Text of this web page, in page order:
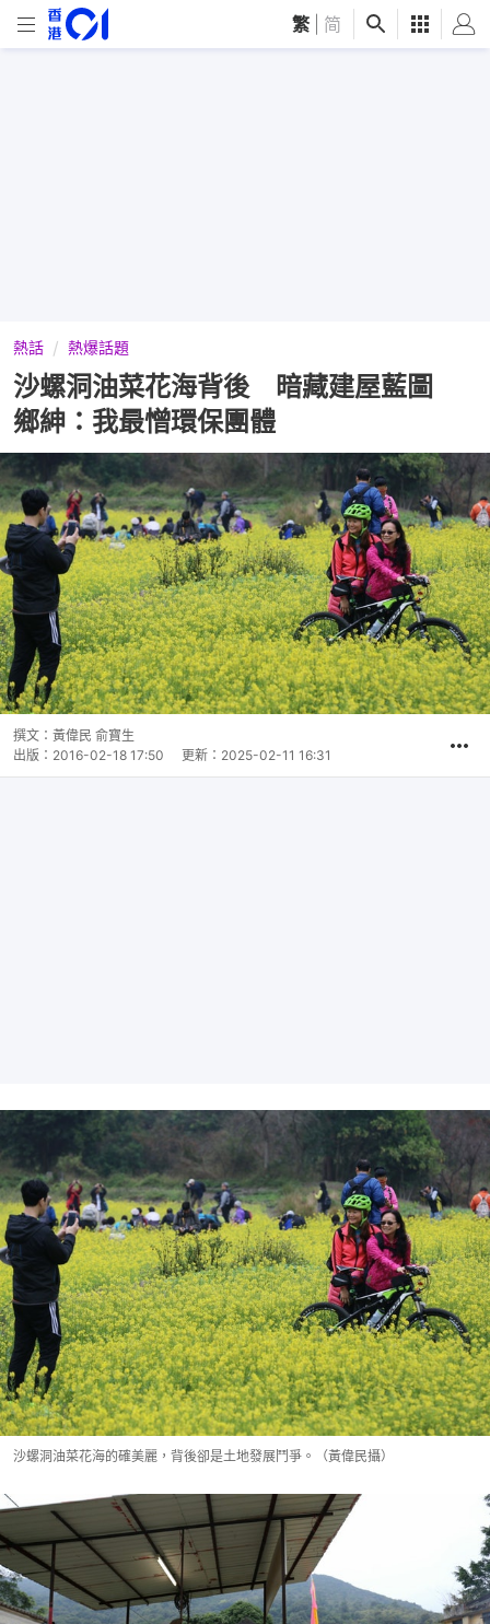
繁 简
熱話 熱爆話題
沙螺洞油菜花海背後 暗藏建屋藍圖
鄉紳：我最憎環保團體
撰文： 黃偉民 俞寶生
出版： 2016-02-18 17:50 更新： 2025-02-11 16:31
沙螺洞油菜花海的確美麗，背後卻是土地發展鬥爭。（黃偉民攝）